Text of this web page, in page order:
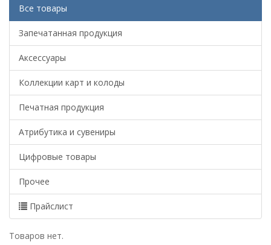
Все товары
Запечатанная продукция
Аксессуары
Коллекции карт и колоды
Печатная продукция
Атрибутика и сувениры
Цифровые товары
Прочее
Прайслист
Товаров нет.